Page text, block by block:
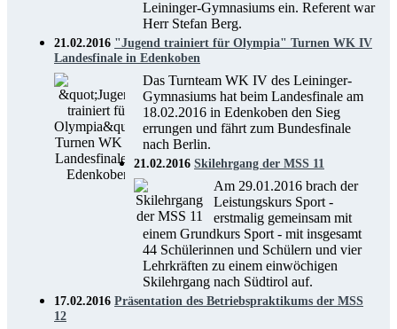
Leininger-Gymnasiums ein. Referent war
Herr Stefan Berg.
21.02.2016 "Jugend trainiert für Olympia" Turnen WK IV
Landesfinale in Edenkoben
Das Turnteam WK IV des Leininger-
Gymnasiums hat beim Landesfinale am
18.02.2016 in Edenkoben den Sieg
errungen und fährt zum Bundesfinale
nach Berlin.
21.02.2016 Skilehrgang der MSS 11
Am 29.01.2016 brach der
Leistungskurs Sport -
erstmalig gemeinsam mit
einem Grundkurs Sport - mit insgesamt
44 Schülerinnen und Schülern und vier
Lehrkräften zu einem einwöchigen
Skilehrgang nach Südtirol auf.
17.02.2016 Präsentation des Betriebspraktikums der MSS
12